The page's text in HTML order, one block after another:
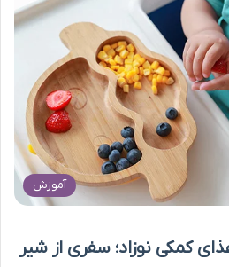
آموزش
کمکی نوزاد؛ سفری از شیر